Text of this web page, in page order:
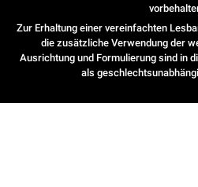
Zur Erhaltung einer vereinfachten
die zusätzliche Verwendung der
Ausrichtung und Formulierung sind in
als